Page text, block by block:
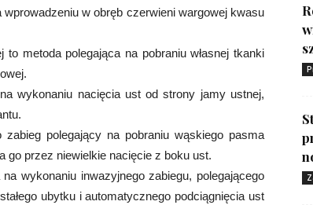
w obręb czerwieni wargowej kwasu
metoda polegająca na pobraniu własnej tkanki
wykonaniu nacięcia ust od strony jamy ustnej,
polegający na pobraniu wąskiego pasma
go przez niewielkie nacięcie z boku ust.
wykonaniu inwazyjnego zabiegu, polegającego
ubytku i automatycznego podciągnięcia ust